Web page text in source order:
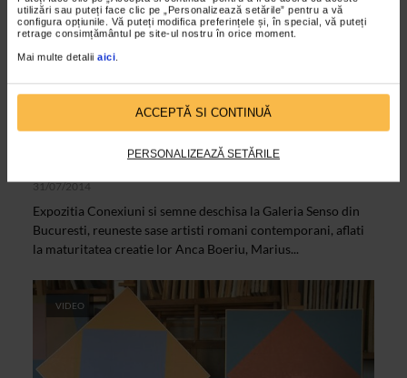
utilizări sau puteți face clic pe „Personalizează setările” pentru a vă
configura opțiunile. Vă puteți modifica preferințele și, în special, vă puteți
retrage consimțământul pe site-ul nostru în orice moment.
Mai multe detalii aici
ACCEPTĂ SI CONTINUĂ
PERSONALIZEAZĂ SETĂRILE
Expozitia Conexiuni si Semne – Galeria
31/07/2014
Expozitia Conexiuni si semne deschisa la Galeria Senso din
Bucuresti, reuneste sase artisti romani contemporani, aflati
la maturitatea creatie lor Anca Boeriu, Marius...
VIDEO